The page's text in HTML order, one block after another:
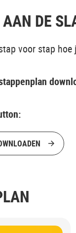
DE
voor stap